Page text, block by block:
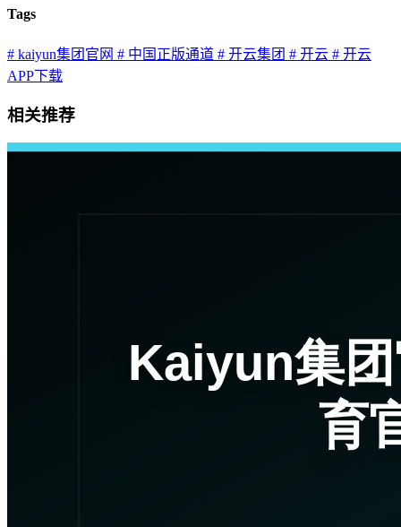
Tags
# kaiyun集团官网 # 中国正版通道 # 开云集团 # 开云 # 开云
APP下载
相关推荐